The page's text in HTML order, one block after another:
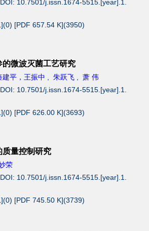
DOI: 10.7501/j.issn.1674-5515.[year].1.
0) [PDF 657.54 K](3950)
微波灭菌工艺研究
建平，王振中 , 朱跃飞 , 萧 伟
DOI: 10.7501/j.issn.1674-5515.[year].1.
0) [PDF 626.00 K](3693)
质量控制研究
荣
DOI: 10.7501/j.issn.1674-5515.[year].1.
0) [PDF 745.50 K](3739)